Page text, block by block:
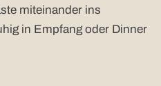
miteinander ins
in Empfang oder Dinner